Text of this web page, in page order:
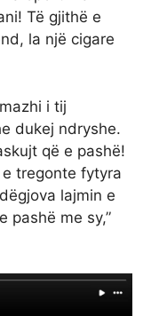
Të gjithë e
la një cigare
i tij
dukej ndryshe.
që e pashë!
tregonte fytyra
lajmin e
pashë me sy,”